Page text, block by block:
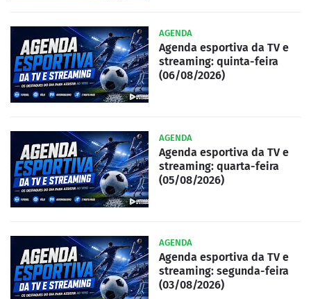
AGENDA
Agenda esportiva da TV e
streaming: quinta-feira
(06/08/2026)
AGENDA
Agenda esportiva da TV e
streaming: quarta-feira
(05/08/2026)
AGENDA
Agenda esportiva da TV e
streaming: segunda-feira
(03/08/2026)